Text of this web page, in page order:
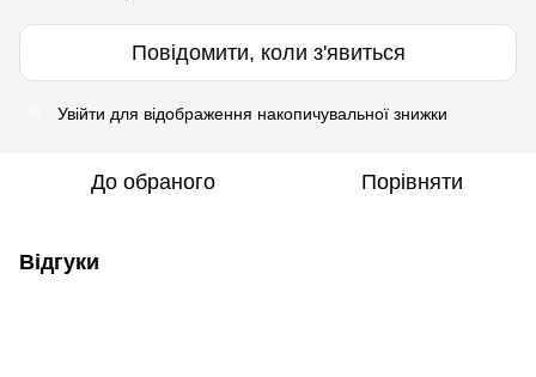
Повідомити, коли з'явиться
Увійти для відображення накопичувальної знижки
До обраного Порівняти
Відгуки